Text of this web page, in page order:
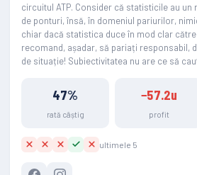
circuitul ATP. Consider că statisticile au
de ponturi, însă, în domeniul pariurilor,
chiar dacă statistica duce în mod clar
recomand, așadar, să pariați responsabil,
de situație! Subiectivitatea nu are ce să
47%
rată câștig
−57.2u
profit
ultimele 5